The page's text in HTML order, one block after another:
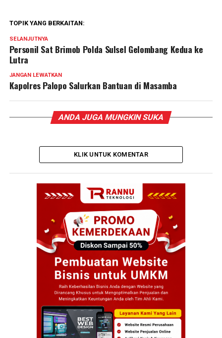
TOPIK YANG BERKAITAN:
SELANJUTNYA
Personil Sat Brimob Polda Sulsel Gelombang Kedua ke
Lutra
JANGAN LEWATKAN
Kapolres Palopo Salurkan Bantuan di Masamba
ANDA JUGA MUNGKIN SUKA
KLIK UNTUK KOMENTAR